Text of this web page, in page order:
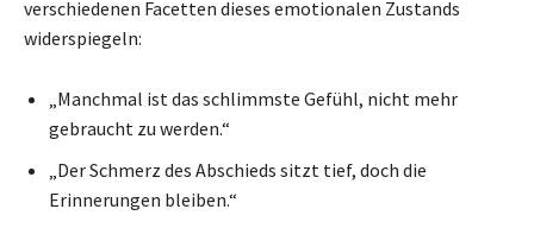
verschiedenen Facetten dieses emotionalen Zustands
widerspiegeln:
„Manchmal ist das schlimmste Gefühl, nicht mehr
gebraucht zu werden.“
„Der Schmerz des Abschieds sitzt tief, doch die
Erinnerungen bleiben.“